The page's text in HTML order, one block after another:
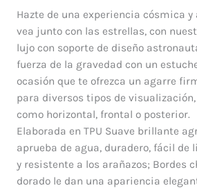
Hazte de una experiencia cósmica y
vea junto con las estrellas, con
lujo con soporte de diseño
fuerza de la gravedad con un
ocasión que te ofrezca un agarre
para diversos tipos de
como horizontal, frontal o posterior.
Elaborada en TPU Suave brillante
aprueba de agua, duradero, fácil
y resistente a los arañazos; Bordes
dorado le dan una apariencia